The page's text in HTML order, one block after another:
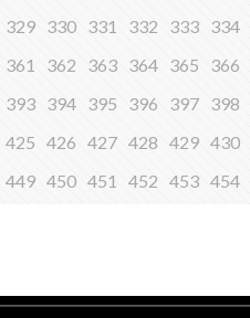
329 330 331 332 333 334
361 362 363 364 365 366
393 394 395 396 397 398
425 426 427 428 429 430
449 450 451 452 453 454